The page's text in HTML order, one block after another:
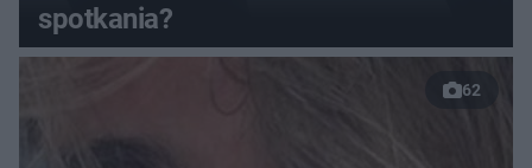
spotkania?
62